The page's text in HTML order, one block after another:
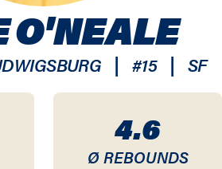
4.6
Ø REBOUNDS
O'NEALE
| #15 | SF